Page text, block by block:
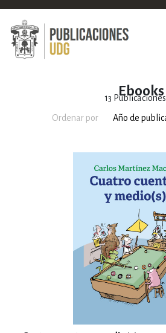
Ebooks
13 Publicaciones
Ordenar por